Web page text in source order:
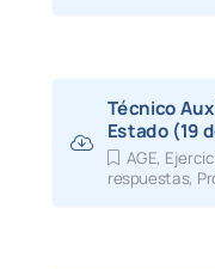
Técnico
Estado (19
AGE,
respuestas,